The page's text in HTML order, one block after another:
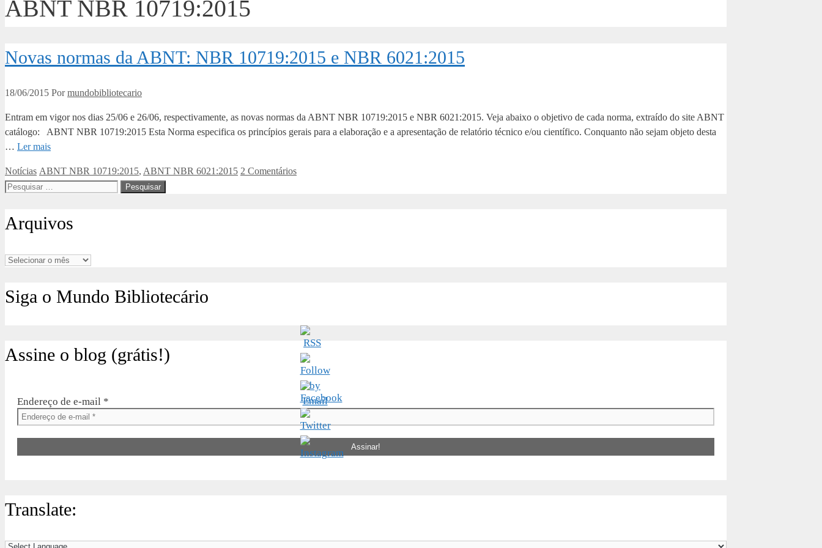
ABNT NBR 10719:2015
Novas normas da ABNT: NBR 10719:2015 e NBR 6021:2015
18/06/2015 Pormundobibliotecario
Entram em vigor nos dias 25/06 e 26/06, respectivamente, as novas normas da ABNT NBR 10719:2015 e NBR 6021:2015. Veja abaixo o objetivo de cada norma, extraído do site ABNT
catálogo: ABNT NBR 10719:2015 Esta Norma especifica os princípios gerais para a elaboração e a apresentação de relatório técnico e/ou científico. Conquanto não sejam objeto desta
… Ler mais
Categorias
Notícias Tags
ABNT NBR 10719:2015, ABNT NBR 6021:2015 2 Comentários
Pesquisar
Arquivos
Arquivos
Siga o Mundo Bibliotecário
Assine o blog (grátis!)
Endereço de e-mail *
Translate: